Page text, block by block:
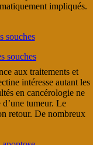
impliqués.
souches
aux traitements et
intéresse autant les
en cancérologie ne
tumeur. Le
retour. De nombreux